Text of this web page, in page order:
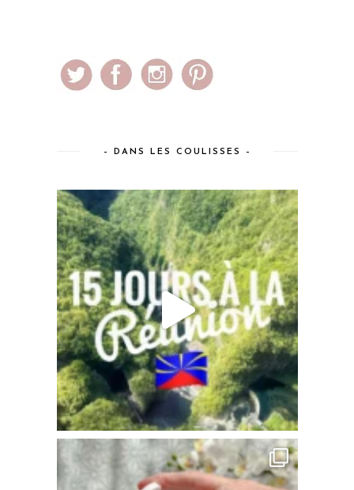
– DANS LES COULISSES –